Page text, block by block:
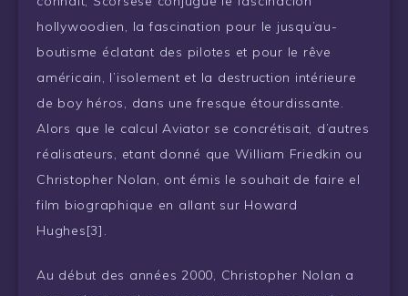
hollywoodien, la fascination pour le jusqu’au-
boutisme éclatant des pilotes et pour le rêve
américain, l’isolement et la destruction intérieure
de boy héros, dans une fresque étourdissante.
Alors que le calcul Aviator se concrétisait, d’autres
réalisateurs, etant donné que William Friedkin ou
Christopher Nolan, ont émis le souhait de faire el
film biographique en allant sur Howard
Hughes[3].
Au début des années 2000, Christopher Nolan a